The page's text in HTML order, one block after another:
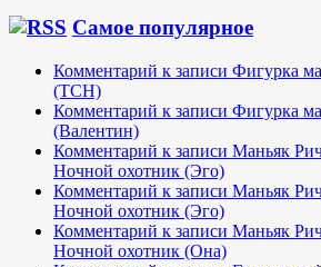
Самое популярное
Комментарий к записи Фигурка
(TCH)
Комментарий к записи Фигурка
(Валентин)
Комментарий к записи Маньяк
Ночной охотник (Эго)
Комментарий к записи Маньяк
Ночной охотник (Эго)
Комментарий к записи Маньяк
Ночной охотник (Она)